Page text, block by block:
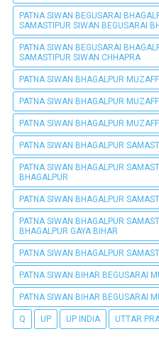
PATNA SIWAN BEGUSARAI
SAMASTIPUR SIWAN BEGUSARAI
PATNA SIWAN BEGUSARAI
SAMASTIPUR SIWAN CHHAPRA
PATNA SIWAN BHAGALPUR
PATNA SIWAN BHAGALPUR
PATNA SIWAN BHAGALPUR
PATNA SIWAN BHAGALPUR
PATNA SIWAN BHAGALPUR
BHAGALPUR
PATNA SIWAN BHAGALPUR
PATNA SIWAN BHAGALPUR
BHAGALPUR GAYA BIHAR
PATNA SIWAN BHAGALPUR
PATNA SIWAN BIHAR BEGUSARAI
PATNA SIWAN BIHAR BEGUSARAI
Q UP UP INDIA UTTAR